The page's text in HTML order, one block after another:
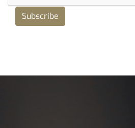
Subscribe